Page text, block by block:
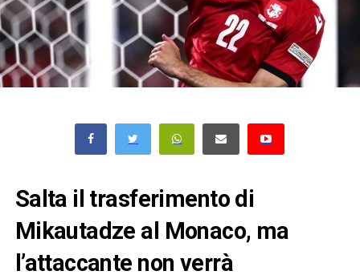
Salta il trasferimento di
Mikautadze al Monaco, ma
l’attaccante non verrà